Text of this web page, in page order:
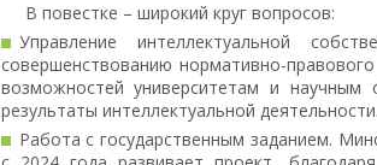
В повестке – широкий круг вопросов:
Управление интеллектуальной
совершенствованию нормативно-
возможностей университетам и научным
результаты интеллектуальной деятельности.
Работа с государственным заданием.